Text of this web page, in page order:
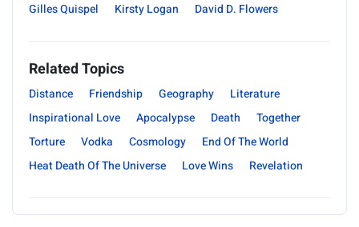
Gilles Quispel
Kirsty Logan David D. Flowers
Related Topics
Distance Friendship Geography
Literature
Inspirational Love
Apocalypse Death
Together
Torture
Vodka Cosmology
End Of The World
Heat Death Of The Universe
Love Wins Revelation